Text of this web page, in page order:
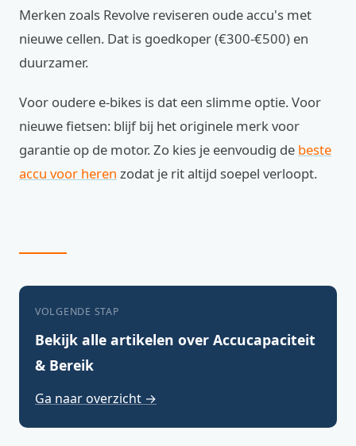
Merken zoals Revolve reviseren oude accu's met
nieuwe cellen. Dat is goedkoper (€300-€500) en
duurzamer.
Voor oudere e-bikes is dat een slimme optie. Voor
nieuwe fietsen: blijf bij het originele merk voor
garantie op de motor. Zo kies je eenvoudig de beste
accu voor heren zodat je rit altijd soepel verloopt.
VOLGENDE STAP
Bekijk alle artikelen over Accucapaciteit
& Bereik
Ga naar overzicht →